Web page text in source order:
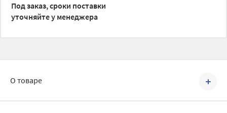
Под заказ, сроки поставки
уточняйте у менеджера
О товаре